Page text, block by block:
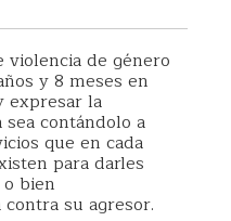
violencia de género
y 8 meses en
expresar la
contándolo a
que en cada
para darles
bien
su agresor.